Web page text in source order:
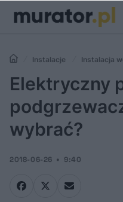
Instalacje Instalacja
podgrzewacz wody - jaki
Elektryczny
wybrać?
2018-06-26 9:40